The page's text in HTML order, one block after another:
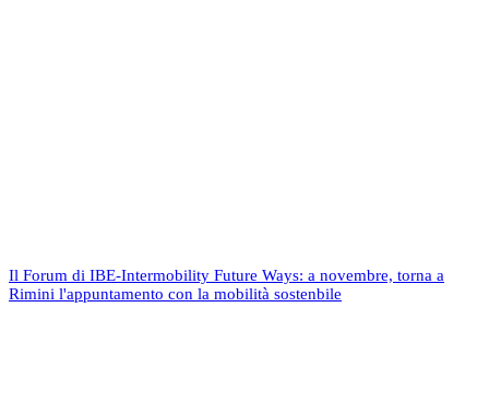
Il Forum di IBE-Intermobility Future Ways: a novembre, torna a
Rimini l'appuntamento con la mobilità sostenbile